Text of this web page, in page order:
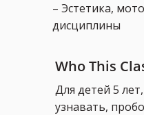
– Эстетика,
дисциплины
Who This
Для детей 5
узнавать,